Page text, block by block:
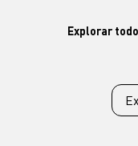
Explorar